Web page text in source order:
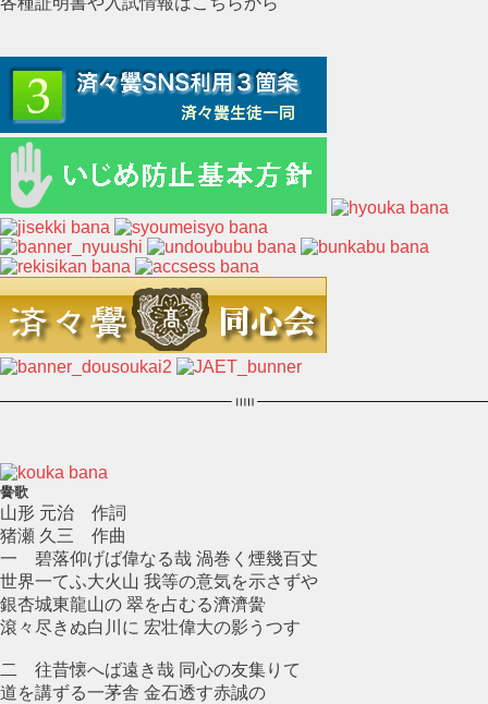
黌歌
山形 元治 作詞
猪瀬 久三 作曲
一 碧落仰げば偉なる哉 渦巻く煙幾百丈
世界一てふ大火山 我等の意気を示さずや
銀杏城東龍山の 翠を占むる濟濟黌
滾々尽きぬ白川に 宏壮偉大の影うつす
二 往昔懐へば遠き哉 同心の友集りて
道を講ずる一茅舎 金石透す赤誠の